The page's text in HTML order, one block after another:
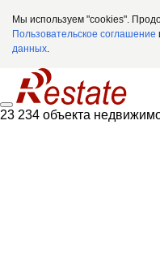
Мы используем "cookies".
Пользовательское соглашение
данных.
23 234 объекта